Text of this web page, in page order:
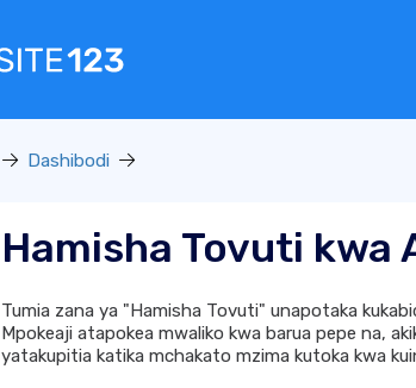
Dashibodi
Hamisha Tovuti kwa
Tumia zana ya "Hamisha Tovuti" unapotaka
Mpokeaji atapokea mwaliko kwa barua pepe na,
yatakupitia katika mchakato mzima kutoka kwa